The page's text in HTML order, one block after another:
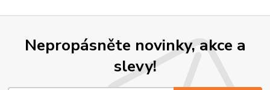
Nepropásněte novinky, akce a
slevy!